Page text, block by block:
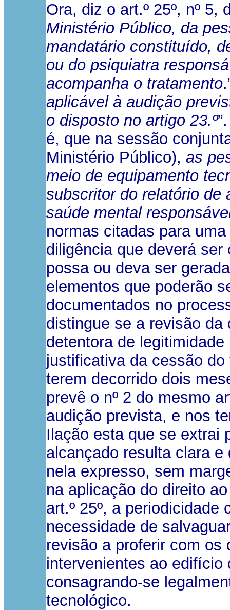
Ora, diz o art.º 25º, nº 5,
Ministério Público, da
mandatário constituído,
ou do psiquiatra
acompanha o tratamento
aplicável à audição
o disposto no artigo 23.º
é, que na sessão
Ministério Público), as
meio de equipamento
subscritor do relatório de
saúde mental
normas citadas para
diligência que deverá
possa ou deva ser
elementos que poderão
documentados no
distingue se a revisão
detentora de
justificativa da cessão do
terem decorrido dois
prevê o nº 2 do mesmo
audição prevista, e nos
Ilação esta que se extrai
alcançado resulta clara
nela expresso, sem
na aplicação do direito
art.º 25º, a
necessidade de
revisão a proferir com os
intervenientes ao
consagrando-se
tecnológico.